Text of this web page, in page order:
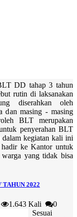
DD tahap 3 tahun
rutin di laksanakan
diserahkan oleh
dan masing - masing
BLT merupakan
penyerahan BLT
kegiatan kali ini
hadir ke Kantor untuk
yang tidak bisa
2022
1.643 Kali
0
Sesuai